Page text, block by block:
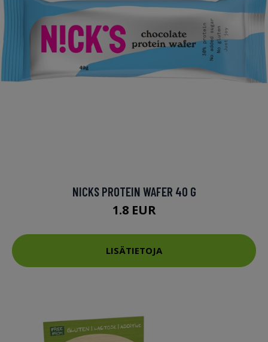
NICKS PROTEIN WAFER 40 G
1.8 EUR
LISÄTIETOJA